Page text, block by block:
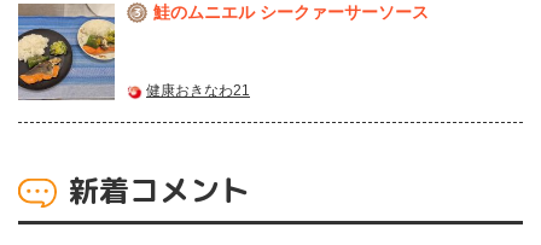
3 鮭のムニエル シークァーサーソース
健康おきなわ21
新着コメント